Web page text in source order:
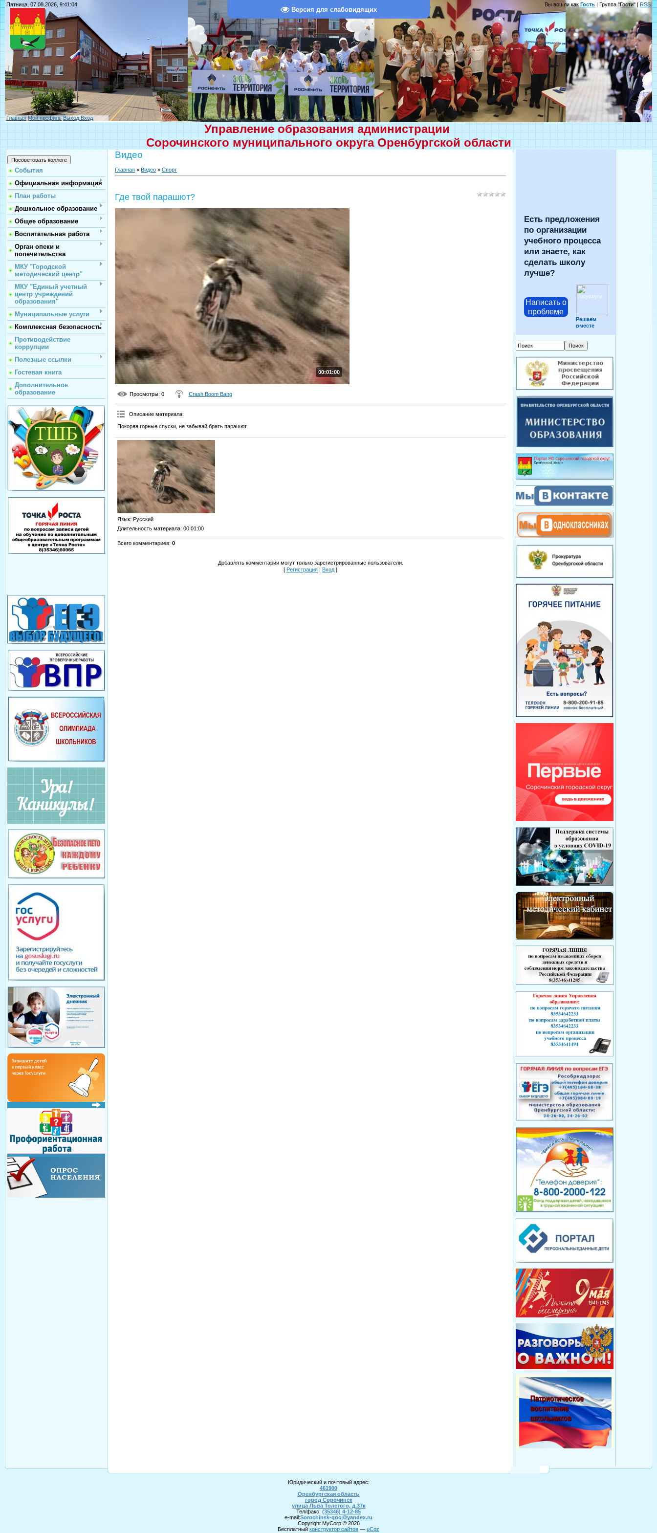
Версия для слабовидящих
Пятница, 07.08.2026, 9:41:04 Вы вошли какГость | Группа "Гости" | RSS
Главная Мой профиль Выход Вход
Управление образования администрации
Сорочинского муниципального округа Оренбургской области
События
Официальная информация
План работы
Дошкольное образование
Общее образование
Воспитательная работа
Орган опеки и
попечительства
МКУ "Городской
методический центр"
МКУ "Единый учетный
центр учреждений
образования"
Муниципальные услуги
Комплексная безопасность
Противодействие
коррупции
Полезные ссылки
Гостевая книга
Дополнительное
образование
Видео
Главная » Видео » Спорт
Где твой парашют?
00:01:00
Просмотры: 0 Crash Boom Bang
Описание материала:
Покоряя горные спуски, не забывай брать парашют.
Язык: Русский
Длительность материала: 00:01:00
Всего комментариев: 0
Добавлять комментарии могут только зарегистрированные пользователи.
[ Регистрация | Вход ]
Есть предложения
по организации
учебного процесса
или знаете, как
сделать школу
лучше?
Написать о
проблеме
Решаем
вместе
Юридический и почтовый адрес:
461900
Оренбургская область
город Сорочинск
улица Льва Толстого, д.37к
Тел/факс: (35346) 4-12-85
e-mail:Sorochinsk-goo@yandex.ru
Copyright MyCorp © 2026
Бесплатный конструктор сайтов — uCoz